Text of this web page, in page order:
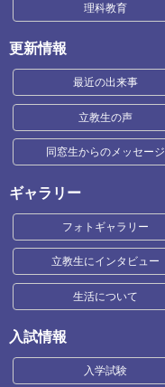
理科教育
更新情報
最近の出来事
立教生の声
同窓生からのメッセージ
ギャラリー
フォトギャラリー
立教生にインタビュー
生活について
入試情報
入学試験